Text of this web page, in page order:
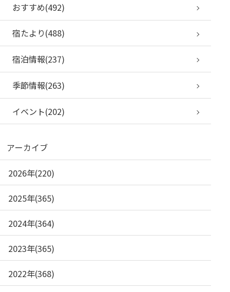
おすすめ(492)
宿たより(488)
宿泊情報(237)
季節情報(263)
イベント(202)
アーカイブ
2026年(220)
2025年(365)
2024年(364)
2023年(365)
2022年(368)